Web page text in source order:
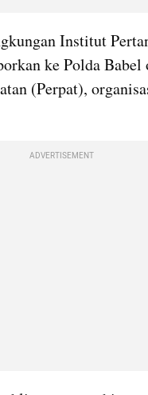
Institut
ke Polda
(Perpat),
ADVERTISEMENT